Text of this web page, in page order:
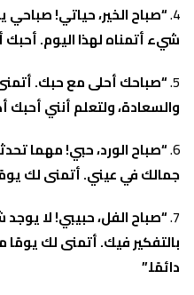
“صباح الخير، حياتي!
شيء أتمناه لهذا اليوم.
“صباحك أحلى مع حبك. أتمنى
والسعادة، ولتعلم أنني
“صباح الورد، حبي! مهما
جمالك في عيني. أتمنى لك
“صباح الفل، حبيبي! لا
بالتفكير فيك. أتمنى لك يومًا
دائمًا.”